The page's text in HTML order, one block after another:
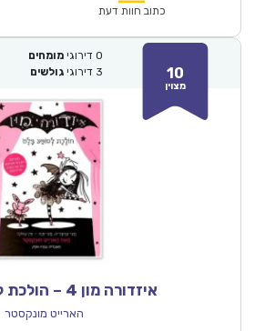
₪61.00.
כתוב חוות דעת
10
מצוין
0 דירוגי מומחים
3 דירוגי גולשים
איזדורה מון 4 – הולכת למופע בלט
הארייט מונקסטר